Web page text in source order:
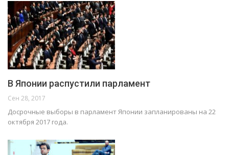
В Японии распустили парламент
Сен 28, 2017
Досрочные выборы в парламент Японии запланированы на 22
октября 2017 года.